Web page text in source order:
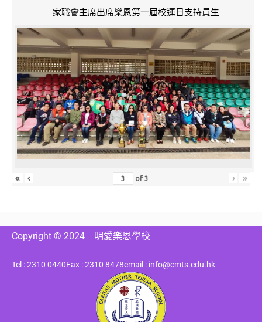
家職會主席出席樂恩第一屆校運日支持員生
« ‹ of3 › »
Copyright © 2024 明愛樂恩學校
Tel : 2310 0440Fax : 2310 8478email : info@cmts.edu.hk